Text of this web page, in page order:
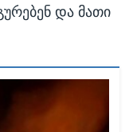
და მათი